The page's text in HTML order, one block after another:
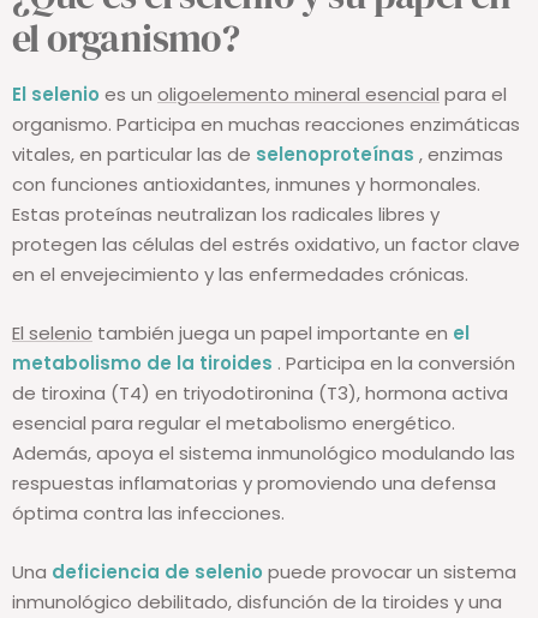
el organismo?
El selenio es un oligoelemento mineral esencial para el
organismo. Participa en muchas reacciones enzimáticas
vitales, en particular las de selenoproteínas , enzimas
con funciones antioxidantes, inmunes y hormonales.
Estas proteínas neutralizan los radicales libres y
protegen las células del estrés oxidativo, un factor clave
en el envejecimiento y las enfermedades crónicas.
El selenio también juega un papel importante en el
metabolismo de la tiroides . Participa en la conversión
de tiroxina (T4) en triyodotironina (T3), hormona activa
esencial para regular el metabolismo energético.
Además, apoya el sistema inmunológico modulando las
respuestas inflamatorias y promoviendo una defensa
óptima contra las infecciones.
Una deficiencia de selenio puede provocar un sistema
inmunológico debilitado, disfunción de la tiroides y una